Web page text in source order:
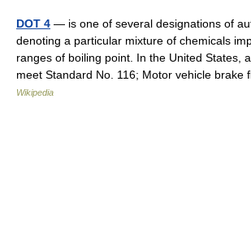
DOT 4 — is one of several designations of
denoting a particular mixture of chemicals
ranges of boiling point. In the United States,
meet Standard No. 116; Motor vehicle
Wikipedia